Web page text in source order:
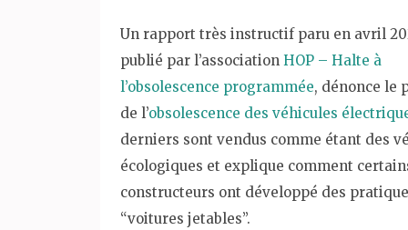
Un rapport très instructif paru en avril
publié par l’association HOP – Halte à
l’obsolescence programmée, dénonce le
de l’obsolescence des véhicules
derniers sont vendus comme étant des
écologiques et explique comment
constructeurs ont développé des
“voitures jetables”.